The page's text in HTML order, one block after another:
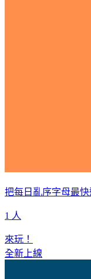
把每日亂序字母最快
1 人
來玩！
全新上線